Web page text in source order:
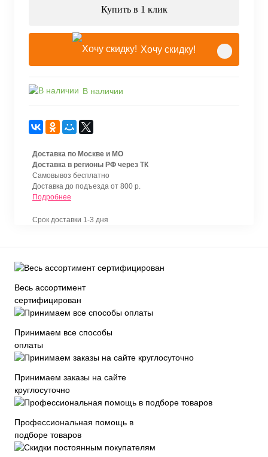
Купить в 1 клик
Хочу скидку!
В наличии
Доставка по Москве и МО
Доставка в регионы РФ через ТК
Самовывоз бесплатно
Доставка до подъезда от 800 р.
Подробнее
Срок доставки 1-3 дня
Весь ассортимент
сертифицирован
Принимаем все способы
оплаты
Принимаем заказы на сайте
круглосуточно
Профессиональная помощь в
подборе товаров